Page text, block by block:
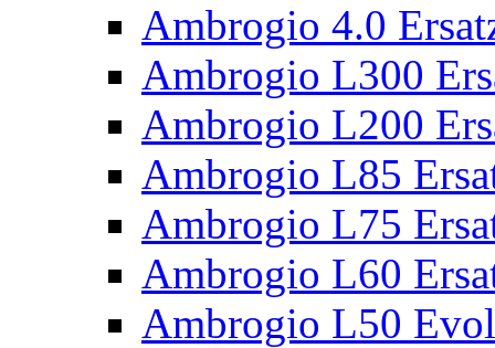
Ambrogio 4.0
Ambrogio L300
Ambrogio L200
Ambrogio L85
Ambrogio L75
Ambrogio L60
Ambrogio L50